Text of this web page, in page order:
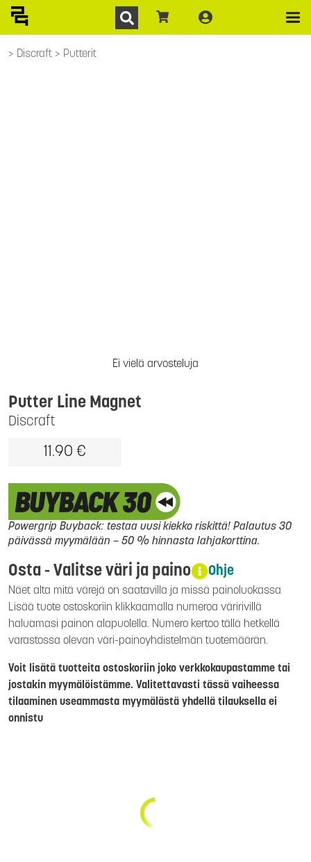
Discraft Putterit
Ei vielä arvosteluja
Discraft
Putter Line Magnet
11.90 €
Powergrip Buyback: testaa uusi kiekko riskittä! Palautus 30
päivässä myymälään – 50 % hinnasta lahjakorttina.
Osta - Valitse väri ja paino Ohje
Näet alta mitä värejä on saatavilla ja missä painoluokassa
Lisää tuote ostoskoriin klikkaamalla numeroa väririvillä
haluamasi painon alapuolella. Numero kertoo tällä hetkellä
varastossa olevan väri-painoyhdistelmän tuotemäärän.
Voit lisätä tuotteita ostoskoriin joko verkkokaupastamme tai
jostakin myymälöistämme. Valitettavasti tässä vaiheessa
tilaaminen useammasta myymälästä yhdellä tilauksella ei
onnistu